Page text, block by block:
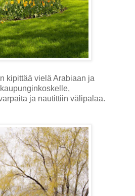
kipittää vielä Arabiaan ja
ja nautittiin välipalaa.